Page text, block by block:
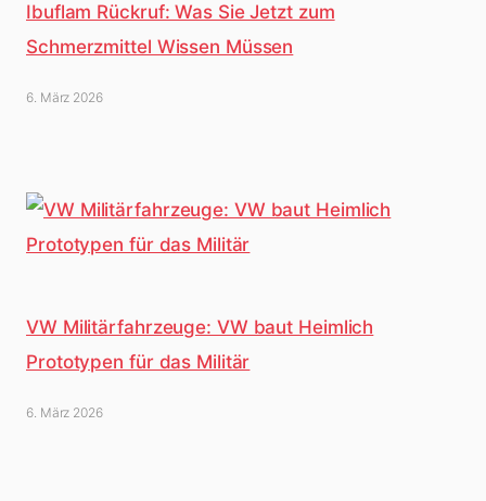
Ibuflam Rückruf: Was Sie Jetzt zum
Schmerzmittel Wissen Müssen
6. März 2026
VW Militärfahrzeuge: VW baut Heimlich
Prototypen für das Militär
6. März 2026